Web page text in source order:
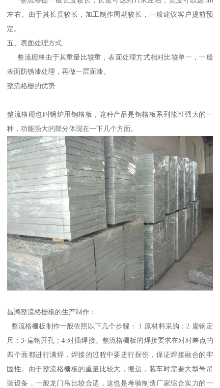
左右。由于其长度较长，加工制作周期较长，一般建议客户提前预
定。
五、表面处理方式
整流栅格由于其重量比较重，表面处理方式相对比较单一，一般
表面防锈漆处理，再做一层面漆。
整流格栅的优势
整流格栅也叫锅炉用钢格板，这种产品是钢格板系列能性强大的一
种，功能强大的部分体现在一下几个方面。
昌鸿整流格栅板的生产制作：
整流格栅板制作一般依照以下几个步骤： 1·原材料采购；2·扁钢定
尺；3·扁钢开孔；4·对插焊接。整流格栅板的焊接要求在对对差点的
四个面都进行满焊，焊接的过程中要进行探伤，保证焊接融合的牢
固性。由于整流格栅板的重量比较大，搬运，装车时需要大型号吊
装设备，一般龙门吊比较合适，这也是考验制造厂家综合实力的一